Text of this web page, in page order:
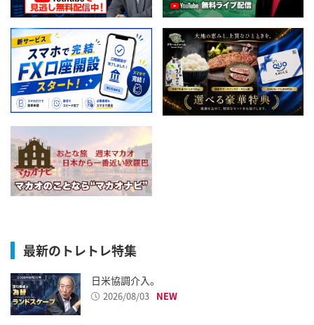
最新のトレトレ特集
日米協調介入。
2026/08/03